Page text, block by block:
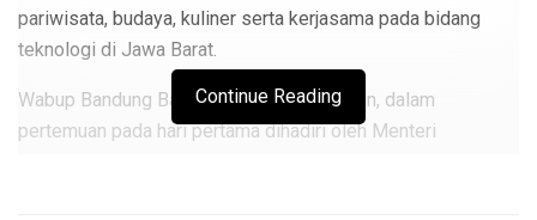
pariwisata, budaya, kuliner serta kerjasama pada bidang
teknologi di Jawa Barat.
Wabup Bandung Barat, Hengki menjelaskan, dalam
pertemuan pada hari pertama dihadiri oleh Menteri
Continue Reading